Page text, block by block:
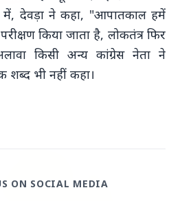
में, देवड़ा ने कहा, "आपातकाल हमें
किया जाता है, लोकतंत्र फिर
किसी अन्य कांग्रेस नेता ने
भी नहीं कहा।
ON SOCIAL MEDIA